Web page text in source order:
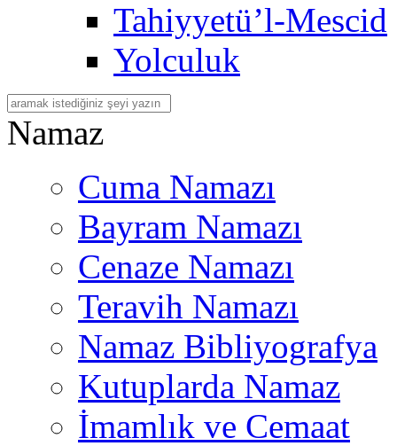
Tahiyyetü’l-Mescid
Yolculuk
Namaz
Cuma Namazı
Bayram Namazı
Cenaze Namazı
Teravih Namazı
Namaz Bibliyografya
Kutuplarda Namaz
İmamlık ve Cemaat